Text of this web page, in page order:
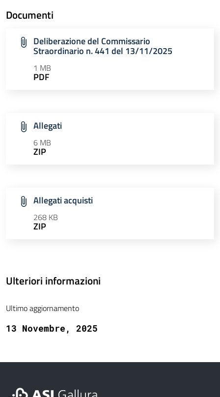
Documenti
Deliberazione del Commissario
Straordinario n. 441 del 13/11/2025
1 MB
PDF
Allegati
6 MB
ZIP
Allegati acquisti
268 KB
ZIP
Ulteriori informazioni
Ultimo aggiornamento
13 Novembre, 2025